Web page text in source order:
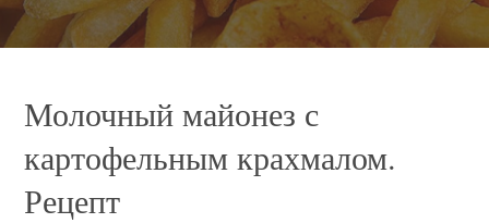
Молочный майонез с
картофельным крахмалом.
Рецепт